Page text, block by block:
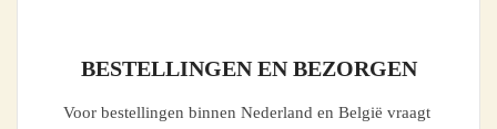
BESTELLINGEN EN BEZORGEN
Voor bestellingen binnen Nederland en België vraagt